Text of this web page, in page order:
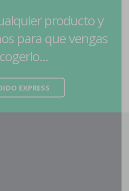
producto y
para que vengas
EXPRESS